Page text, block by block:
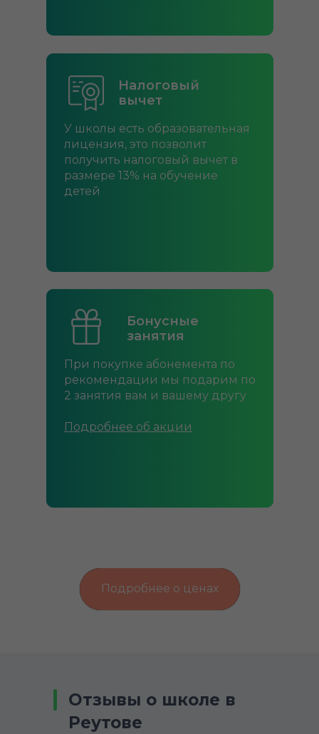
Налоговый
вычет
У школы есть образовательная
лицензия, это позволит
получить налоговый вычет в
размере 13% на обучение
детей
Бонусные
занятия
При покупке абонемента по
рекомендации мы подарим по
2 занятия вам и вашему другу
Подробнее об акции
Подробнее о ценах
Отзывы о школе в
Реутове